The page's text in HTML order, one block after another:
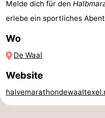
Minigolfplätze
Natur
Führungen
Sport
-
Schwimmbader
-
Melde dich für den
erlebe ein sportliches
Wo
De Waal
Website